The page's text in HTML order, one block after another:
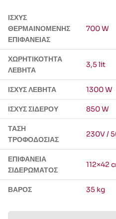
ΙΣΧΎΣ
ΘΕΡΜΑΙΝΌΜΕΝΗΣ
ΕΠΙΦΆΝΕΙΑΣ
700 W
ΧΩΡΗΤΙΚΌΤΗΤΑ
ΛΈΒΗΤΑ
3,5 lit
ΙΣΧΎΣ ΛΈΒΗΤΑ 1300 W
ΙΣΧΎΣ ΣΊΔΕΡΟΥ 850 W
ΤΆΣΗ
ΤΡΟΦΟΔΟΣΊΑΣ
230V /
ΕΠΙΦΆΝΕΙΑ
ΣΙΔΕΡΏΜΑΤΟΣ
112×42
ΒΆΡΟΣ 35 kg